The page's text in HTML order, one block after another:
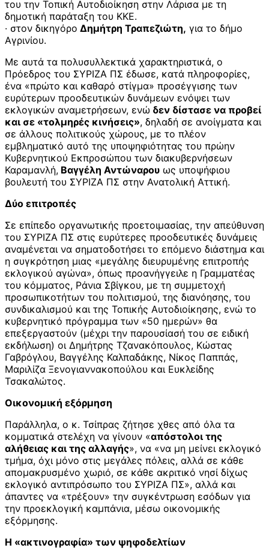
του την Τοπική Αυτοδιοίκηση στην Λάρισα με τη
δημοτική παράταξη του ΚΚΕ.
· στον δικηγόρο Δημήτρη Τραπεζιώτη, για το δήμο
Αγρινίου.
Με αυτά τα πολυσυλλεκτικά χαρακτηριστικά, ο
Πρόεδρος του ΣΥΡΙΖΑ ΠΣ έδωσε, κατά πληροφορίες,
ένα «πρώτο και καθαρό στίγμα» προσέγγισης των
ευρύτερων προοδευτικών δυνάμεων ενόψει των
εκλογικών αναμετρήσεων, ενώ δεν δίστασε να προβεί
και σε «τολμηρές κινήσεις», δηλαδή σε ανοίγματα και
σε άλλους πολιτικούς χώρους, με το πλέον
εμβληματικό αυτό της υποψηφιότητας του πρώην
Κυβερνητικού Εκπροσώπου των διακυβερνήσεων
Καραμανλή, Βαγγέλη Αντώναρου ως υποψήφιου
βουλευτή του ΣΥΡΙΖΑ ΠΣ στην Ανατολική Αττική.
Δύο επιτροπές
Σε επίπεδο οργανωτικής προετοιμασίας, την απεύθυνση
του ΣΥΡΙΖΑ ΠΣ στις ευρύτερες προοδευτικές δυνάμεις
αναμένεται να σηματοδοτήσει το επόμενο διάστημα και
η συγκρότηση μιας «μεγάλης διευρυμένης επιτροπής
εκλογικού αγώνα», όπως προανήγγειλε η Γραμματέας
του κόμματος, Ράνια Σβίγκου, με τη συμμετοχή
προσωπικοτήτων του πολιτισμού, της διανόησης, του
συνδικαλισμού και της Τοπικής Αυτοδιοίκησης, ενώ το
κυβερνητικό πρόγραμμα των «50 ημερών» θα
επεξεργαστούν (μέχρι την παρουσίασή του σε ειδική
εκδήλωση) οι Δημήτρης Τζανακόπουλος, Κώστας
Γαβρόγλου, Βαγγέλης Καλπαδάκης, Νίκος Παππάς,
Μαριλίζα Ξενογιαννακοπούλου και Ευκλείδης
Τσακαλώτος.
Οικονομική εξόρμηση
Παράλληλα, ο κ. Τσίπρας ζήτησε χθες από όλα τα
κομματικά στελέχη να γίνουν «απόστολοι της
αλήθειας και της αλλαγής», να «να μη μείνει εκλογικό
τμήμα, όχι μόνο στις μεγάλες πόλεις, αλλά σε κάθε
απομακρυσμένο χωριό, σε κάθε ακριτικό νησί δίχως
εκλογικό αντιπρόσωπο του ΣΥΡΙΖΑ ΠΣ», αλλά και
άπαντες να «τρέξουν» την συγκέντρωση εσόδων για
την προεκλογική καμπάνια, μέσω οικονομικής
εξόρμησης.
Η «ακτινογραφία» των ψηφοδελτίων